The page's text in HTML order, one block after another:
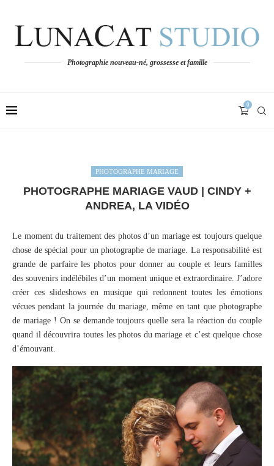
Photographie nouveau-né, grossesse et famille
0
PHOTOGRAPHE MARIAGE
PHOTOGRAPHE MARIAGE VAUD | CINDY +
ANDREA, LA VIDÉO
Le moment du traitement des photos d’un mariage est toujours quelque
chose de spécial pour un photographe de mariage. La responsabilité est
grande de parfaire les photos pour donner au couple et leurs familles
des souvenirs indélébiles d’un moment unique et extraordinaire. J’adore
créer ces slideshows en musique qui redonnent toutes les émotions
vécues pendant la journée du mariage, même en tant que photographe
de mariage ! On se demande toujours quelle sera la réaction du couple
quand il découvrira toutes les photos du mariage et c’est quelque chose
d’émouvant.